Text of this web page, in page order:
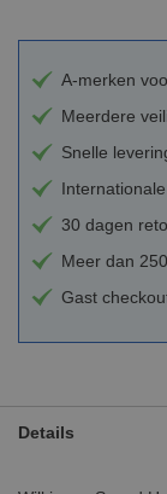
A-merken
Meerdere
Snelle
Internationale
30 dagen
Meer dan
Gast
Details